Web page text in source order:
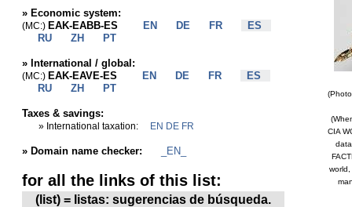
» Economic system:
(MC:) EAK-EABB-ES EN DE FR
ES
RU
ZH PT
» International / global:
(MC:) EAK-EAVE-ES EN DE FR
ES
RU
ZH PT
Taxes & savings:
» International taxation: EN DE FR
» Domain name checker: _EN_
for all the links of this list:
(list) = listas: sugerencias de búsqueda.
CIA